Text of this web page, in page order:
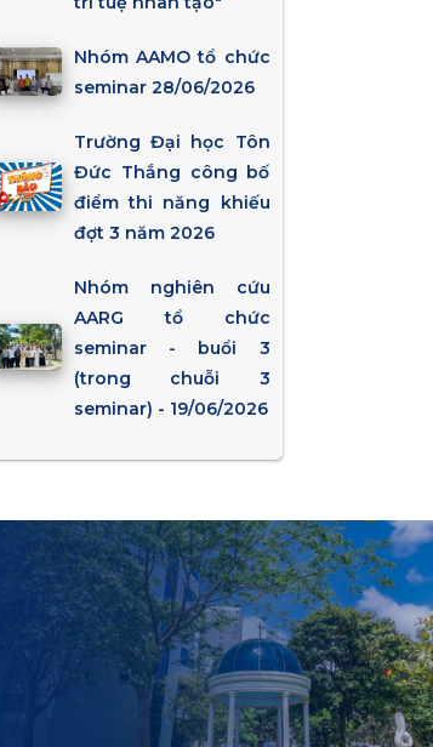
Nhóm AAMO tổ chức
seminar 28/06/2026
Trường Đại học Tôn
Đức Thắng công bố
điểm thi năng khiếu
đợt 3 năm 2026
Nhóm nghiên cứu
AARG tổ chức
seminar - buổi 3
(trong chuỗi 3
seminar) - 19/06/2026